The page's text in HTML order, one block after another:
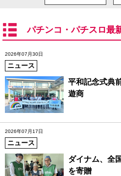
パチンコ・パチスロ最
2026年07月30日
ニュース
平和記念式典
遊商
2026年07月17日
ニュース
ダイナム、全
を寄贈